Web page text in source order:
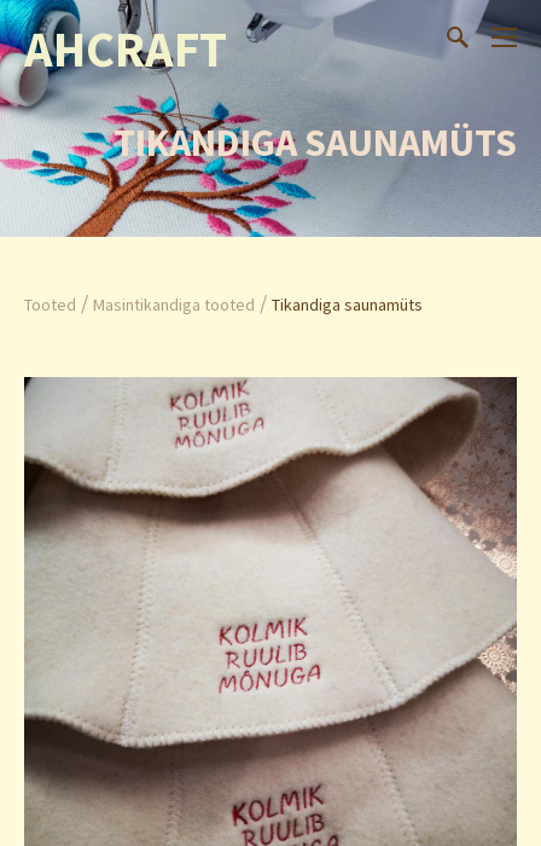
AHCRAFT
TIKANDIGA SAUNAMÜTS
Tooted / Masintikandiga tooted / Tikandiga saunamüts